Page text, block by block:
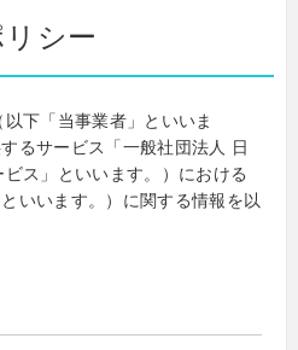
シー
下「当事業者」といいま
るサービス「一般社団法人 日
ス」といいます。）における
いいます。）に関する情報を以